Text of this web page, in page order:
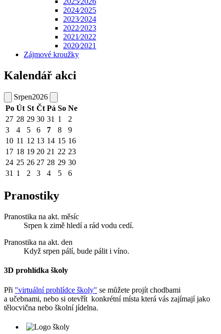
2024⁄2025
2023⁄2024
2022⁄2023
2021⁄2022
2020⁄2021
Zájmové kroužky
Kalendář akci
Srpen2026
Po Út St Čt Pá So Ne
27 28 29 30 31 1
2
3
4 5 6 7 8
9
10 11 12 13 14 15 16
17 18 19 20 21 22 23
24 25 26 27 28 29 30
31 1 2 3 4 5 6
Pranostiky
Pranostika na akt. měsíc
Srpen k zimě hledí a rád vodu cedí.
Pranostika na akt. den
Když srpen pálí, bude pálit i víno.
3D prohlídka školy
Při "virtuální prohlídce školy" se můžete projít chodbami
a učebnami, nebo si otevřít konkrétní místa která vás zajímají jako
tělocvična nebo školní jídelna.